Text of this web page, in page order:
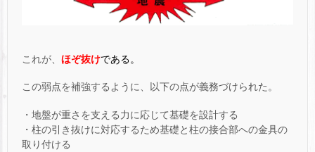
これが、 ほぞ抜けである。
この弱点を補強するように、以下の点が義務づけられた。
・地盤が重さを支える力に応じて基礎を設計する
・柱の引き抜けに対応するため基礎と柱の接合部への金具の
取り付ける